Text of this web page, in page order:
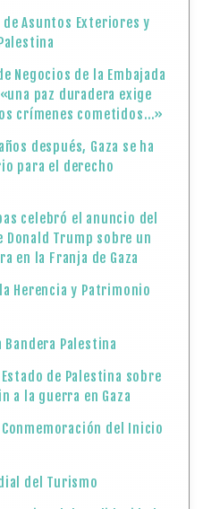
Asuntos Exteriores y
Negocios de la Embajada
paz duradera exige
crímenes cometidos…»
después, Gaza se ha
para el derecho
celebró el anuncio del
Trump sobre un
en la Franja de Gaza
Herencia y Patrimonio
Bandera Palestina
de Palestina sobre
a la guerra en Gaza
del Inicio
del Turismo